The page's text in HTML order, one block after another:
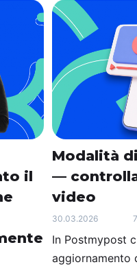
il
Modalità
—
video
30.03.2026
In Postmypost
aggiornamento